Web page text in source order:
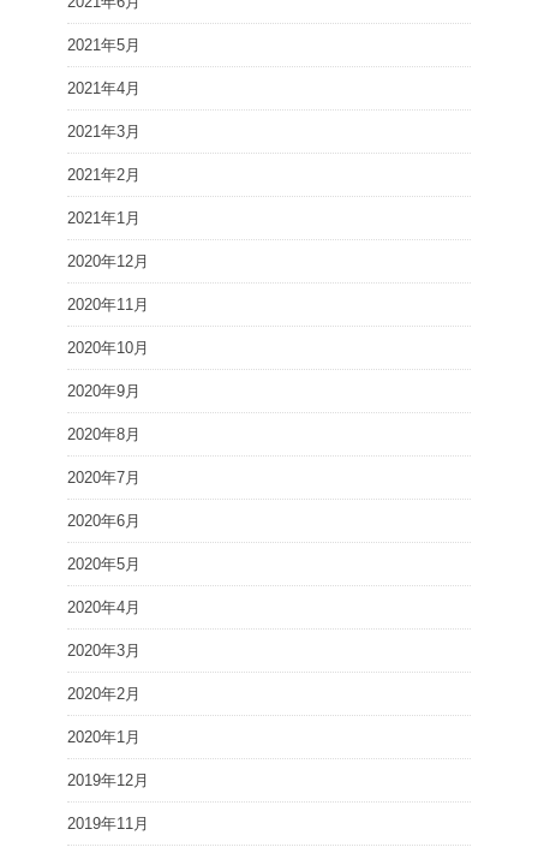
2021年5月
2021年4月
2021年3月
2021年2月
2021年1月
2020年12月
2020年11月
2020年10月
2020年9月
2020年8月
2020年7月
2020年6月
2020年5月
2020年4月
2020年3月
2020年2月
2020年1月
2019年12月
2019年11月